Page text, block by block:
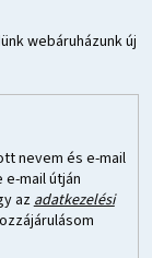
webáruházunk új
nevem és e-mail
mail útján
azadatkezelési